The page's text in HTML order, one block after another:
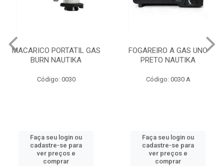
MACARICO PORTATIL GAS
BURN NAUTIKA
Código: 0030
Faça seu login ou
cadastre-se para
ver preços e
comprar
FOGAREIRO A GAS UNO
PRETO NAUTIKA
Código: 0030 A
Faça seu login ou
cadastre-se para
ver preços e
comprar